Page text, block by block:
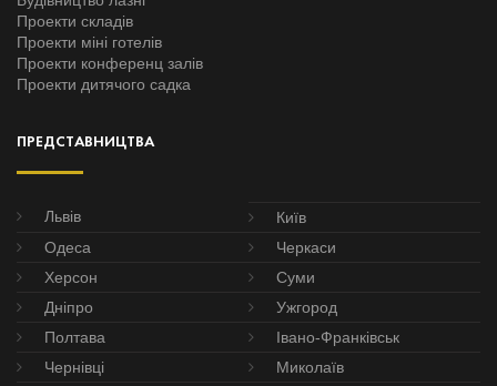
Проекти складів
Проекти міні готелів
Проекти конференц залів
Проекти дитячого садка
ПРЕДСТАВНИЦТВА
Львів
Київ
Одеса
Черкаси
Херсон
Суми
Дніпро
Ужгород
Полтава
Івано-Франківськ
Чернівці
Миколаїв